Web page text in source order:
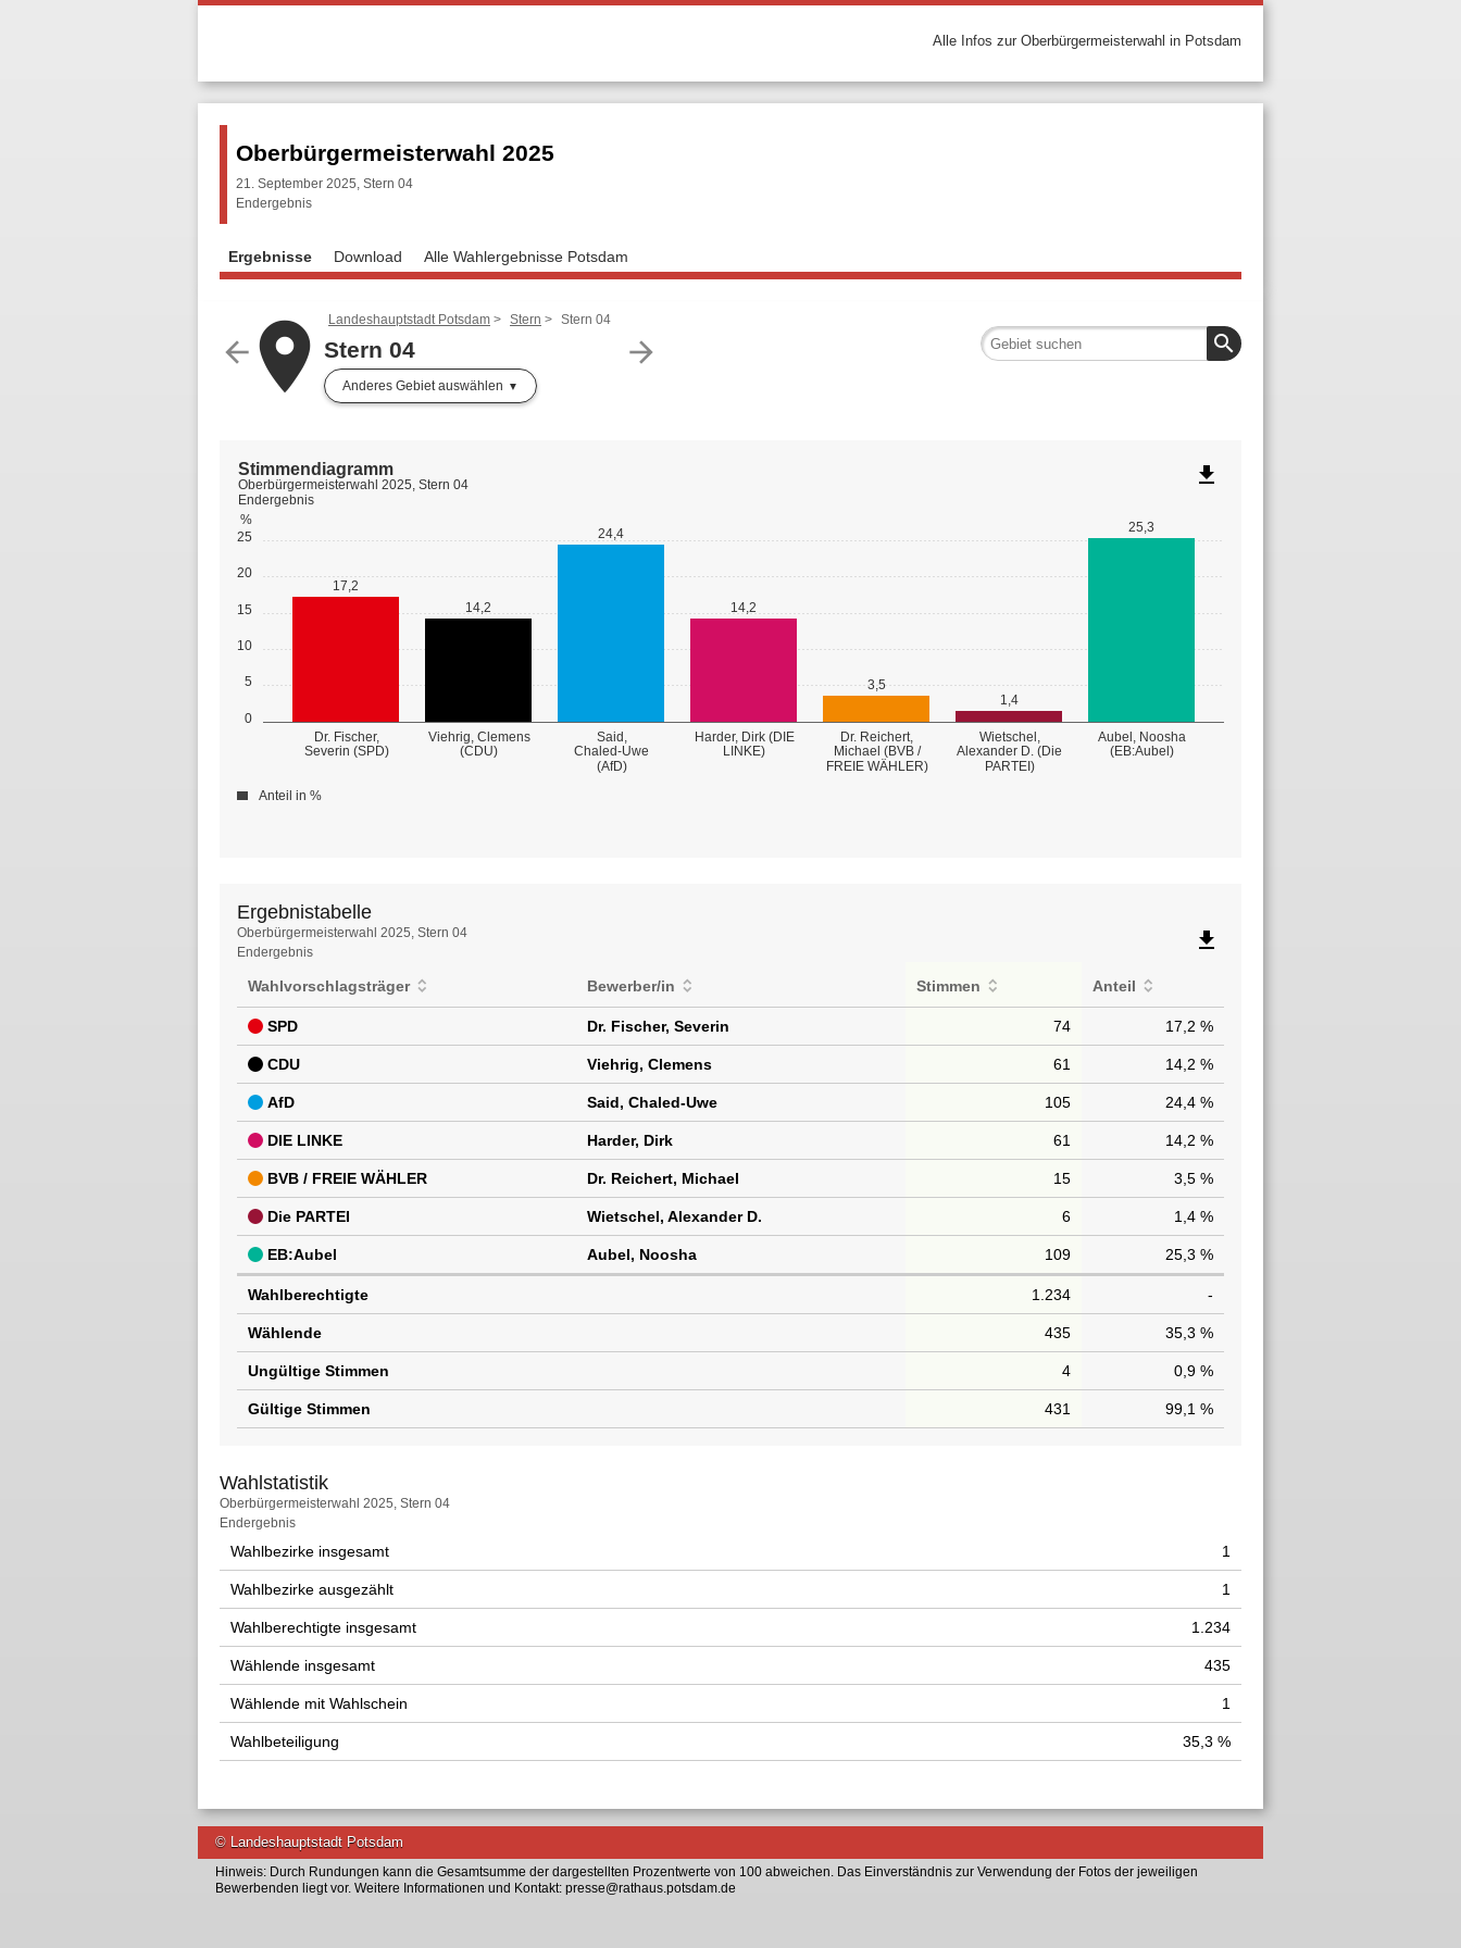
Alle Infos zur Oberbürgermeisterwahl in Potsdam
Oberbürgermeisterwahl 2025
21. September 2025, Stern 04
Endergebnis
Ergebnisse Download Alle Wahlergebnisse Potsdam
arrow_back arrow_forward
placeLandeshauptstadt Potsdam Stern Stern 04
Stern 04
Anderes Gebiet auswählen
search
0
5
10
15
20
25
%
Dr. Fischer,
Severin (SPD)
Viehrig, Clemens
(CDU)
Said,
Chaled-Uwe
(AfD)
Harder, Dirk (DIE
LINKE)
Dr. Reichert,
Michael (BVB /
FREIE WÄHLER)
Wietschel,
Alexander D. (Die
PARTEI)
Aubel, Noosha
(EB:Aubel)
17,2
14,2
24,4
14,2
3,5
1,4
25,3
Stimmendiagramm
Oberbürgermeisterwahl 2025, Stern 04
Endergebnis
Anteil in %
file_download
Ergebnistabelle
Ergebnistabelle
Oberbürgermeisterwahl 2025, Stern 04
Endergebnis
file_download
Wahlvorschlagsträger Bewerber/in Stimmen Anteil
SPD Dr. Fischer, Severin 74 17,2 %
CDU Viehrig, Clemens 61 14,2 %
AfD Said, Chaled-Uwe 105 24,4 %
DIE LINKE Harder, Dirk 61 14,2 %
BVB / FREIE WÄHLER Dr. Reichert, Michael 15 3,5 %
Die PARTEI Wietschel, Alexander D. 6 1,4 %
EB:Aubel Aubel, Noosha 109 25,3 %
Wahlberechtigte 1.234 -
Wählende 435 35,3 %
Ungültige Stimmen 4 0,9 %
Gültige Stimmen 431 99,1 %
Wahlstatistik
Wahlstatistik
Oberbürgermeisterwahl 2025, Stern 04
Endergebnis
Wahlbezirke insgesamt 1
Wahlbezirke ausgezählt 1
Wahlberechtigte insgesamt 1.234
Wählende insgesamt 435
Wählende mit Wahlschein 1
Wahlbeteiligung 35,3 %
© Landeshauptstadt Potsdam
Hinweis: Durch Rundungen kann die Gesamtsumme der dargestellten Prozentwerte von 100 abweichen. Das Einverständnis zur Verwendung der Fotos der jeweiligen
Bewerbenden liegt vor. Weitere Informationen und Kontakt: presse@rathaus.potsdam.de